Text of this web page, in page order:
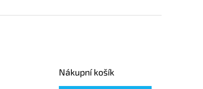
Nákupní košík